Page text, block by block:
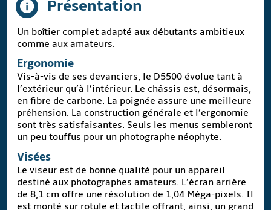
Présentation
Un boîtier complet adapté aux débutants ambitieux
comme aux amateurs.
Ergonomie
Vis-à-vis de ses devanciers, le D5500 évolue tant à
l’extérieur qu’à l’intérieur. Le châssis est, désormais,
en fibre de carbone. La poignée assure une meilleure
préhension. La construction générale et l’ergonomie
sont très satisfaisantes. Seuls les menus sembleront
un peu touffus pour un photographe néophyte.
Visées
Le viseur est de bonne qualité pour un appareil
destiné aux photographes amateurs. L’écran arrière
de 8,1 cm offre une résolution de 1,04 Méga-pixels. Il
est monté sur rotule et tactile offrant, ainsi, un grand